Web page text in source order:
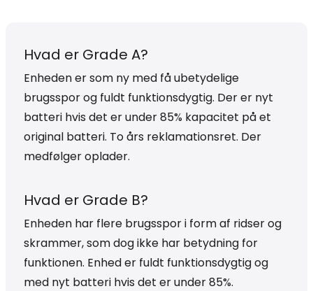
Hvad er Grade A?
Enheden er som ny med få ubetydelige
brugsspor og fuldt funktionsdygtig. Der er nyt
batteri hvis det er under 85% kapacitet på et
original batteri. To års reklamationsret. Der
medfølger oplader.
Hvad er Grade B?
Enheden har flere brugsspor i form af ridser og
skrammer, som dog ikke har betydning for
funktionen. Enhed er fuldt funktionsdygtig og
med nyt batteri hvis det er under 85%.